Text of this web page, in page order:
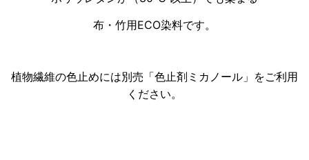
布・竹用ECO染料です。
植物繊維の色止めには別売「色止剤ミカノール」をご利用
ください。